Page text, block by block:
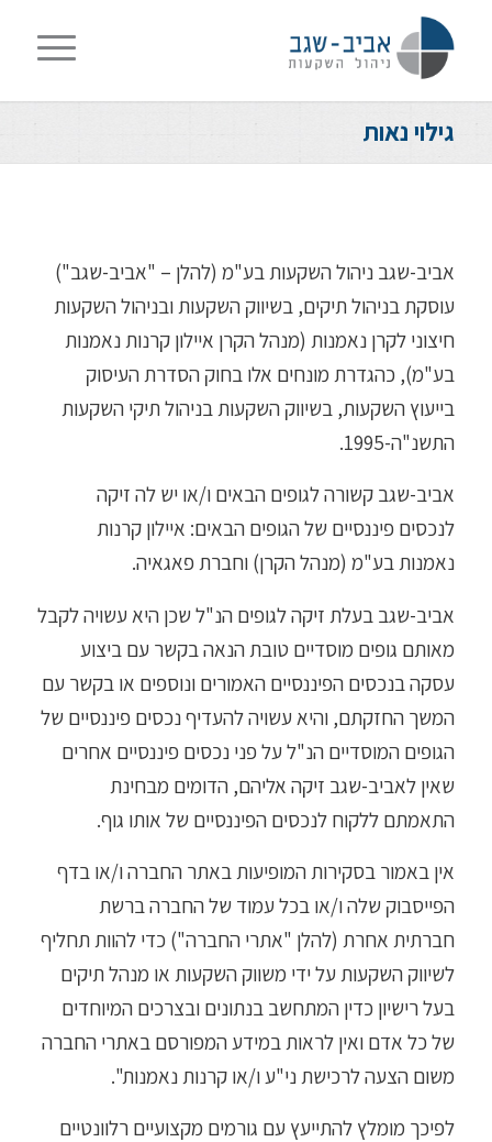
גילוי נאות
אביב-שגב ניהול השקעות בע"מ (להלן – "אביב-שגב")
עוסקת בניהול תיקים, בשיווק השקעות ובניהול השקעות
חיצוני לקרן נאמנות (מנהל הקרן איילון קרנות נאמנות
בע"מ), כהגדרת מונחים אלו בחוק הסדרת העיסוק
בייעוץ השקעות, בשיווק השקעות בניהול תיקי השקעות
התשנ"ה-1995.
אביב-שגב קשורה לגופים הבאים ו/או יש לה זיקה
לנכסים פיננסיים של הגופים הבאים: איילון קרנות
נאמנות בע"מ (מנהל הקרן) וחברת פאגאיה.
אביב-שגב בעלת זיקה לגופים הנ"ל שכן היא עשויה לקבל
מאותם גופים מוסדיים טובת הנאה בקשר עם ביצוע
עסקה בנכסים הפיננסיים האמורים ונוספים או בקשר עם
המשך החזקתם, והיא עשויה להעדיף נכסים פיננסיים של
הגופים המוסדיים הנ"ל על פני נכסים פיננסיים אחרים
שאין לאביב-שגב זיקה אליהם, הדומים מבחינת
התאמתם ללקוח לנכסים הפיננסיים של אותו גוף.
אין באמור בסקירות המופיעות באתר החברה ו/או בדף
הפייסבוק שלה ו/או בכל עמוד של החברה ברשת
חברתית אחרת (להלן "אתרי החברה") כדי להוות תחליף
לשיווק השקעות על ידי משווק השקעות או מנהל תיקים
בעל רישיון כדין המתחשב בנתונים ובצרכים המיוחדים
של כל אדם ואין לראות במידע המפורסם באתרי החברה
משום הצעה לרכישת ני"ע ו/או קרנות נאמנות".
לפיכך מומלץ להתייעץ עם גורמים מקצועיים רלוונטיים